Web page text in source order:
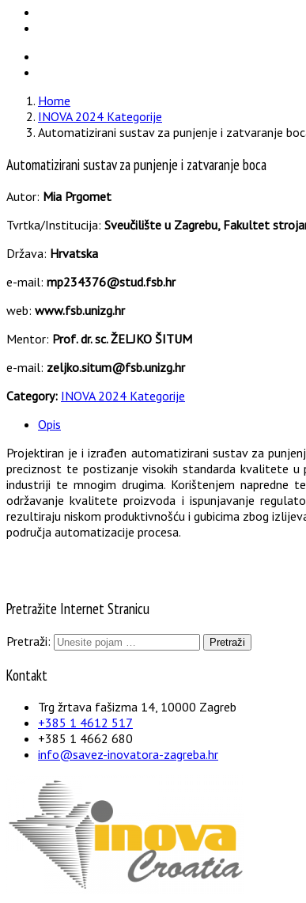
Home
INOVA 2024 Kategorije
Automatizirani sustav za punjenje i zatvaranje
Automatizirani sustav za punjenje i zatvaranje boca
Autor: Mia Prgomet
Tvrtka/Institucija: Sveučilište u Zagrebu, Fakultet
Država: Hrvatska
e-mail: mp234376@stud.fsb.hr
web: www.fsb.unizg.hr
Mentor: Prof. dr. sc. ŽELJKO ŠITUM
e-mail: zeljko.situm@fsb.unizg.hr
Category: INOVA 2024 Kategorije
Opis
Projektiran je i izrađen automatizirani sustav za
preciznost te postizanje visokih standarda kvalitete u
industriji te mnogim drugima. Korištenjem napredne
održavanje kvalitete proizvoda i ispunjavanje
rezultiraju niskom produktivnošću i gubicima zbog
područja automatizacije procesa.
Pretražite Internet Stranicu
Pretraži:
Kontakt
Trg žrtava fašizma 14, 10000 Zagreb
+385 1 4612 517
+385 1 4662 680
info@savez-inovatora-zagreba.hr